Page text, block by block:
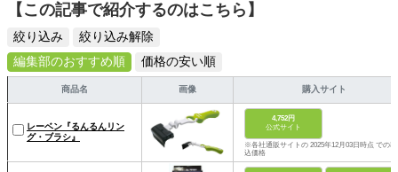
【この記事で紹介するのはこちら】
絞り込み
絞り込み解除
編集部のおすすめ順
価格の安い順
商品名 画像 購入サイト
レーベン『るんるんリン
グ・ブラシ』
4,752円
公式サイト
※各社通販サイトの 2025年12月03日時点 での税
込価格